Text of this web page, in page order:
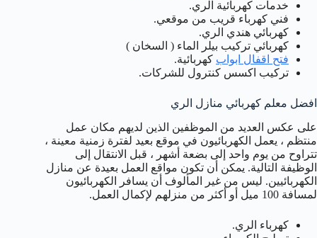
خدمات كهربائية الري.
فني كهرباء قريب من موقعي.
كهربائي هندي الري.
كهربائي تركيب بيلر الماء ( السخان )
فتح اقفال ابواب كهربائية.
تركيب اكسس كنترول للشركات.
افضل معلم كهربائي منازل الري
على عكس العديد من الموظفين الذين لديهم مكان عمل
منتظم ، يعمل الكهربائيون في موقع بعيد لفترة زمنية معينة ،
تتراوح من يوم واحد إلى بضعة أشهر ، قبل الانتقال إلى
الوظيفة التالية. يمكن أن تكون مواقع العمل بعيدة عن منازل
الكهربائيين. ليس من غير المألوف أن يسافر الكهربائيون
لمسافة 100 ميل أو أكثر من منزلهم لإكمال العمل.
كهرباء الري.